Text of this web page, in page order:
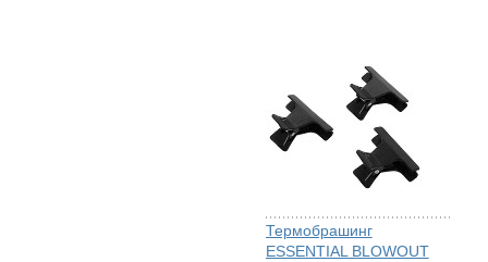
Термобрашинг
ESSENTIAL BLOWOUT